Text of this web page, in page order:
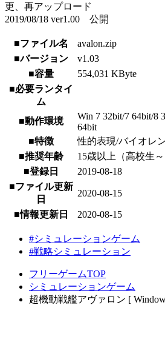
更、再アップロード
2019/08/18 ver1.00 公開
■ファイル名
avalon.zip
■バージョン
v1.03
■容量
554,031 KByte
■必要ランタイ
ム
■動作環境
Win 7 32bit/7 64bit/8
64bit
■特徴
性的表現/バイオレ
■推奨年齢
15歳以上（高校生～
■登録日
2019-08-18
■ファイル更新
日
2020-08-15
■情報更新日 2020-08-15
#シミュレーションゲーム
#戦略シミュレーション
フリーゲームTOP
シミュレーションゲーム
超機動戦艦アヴァロン [